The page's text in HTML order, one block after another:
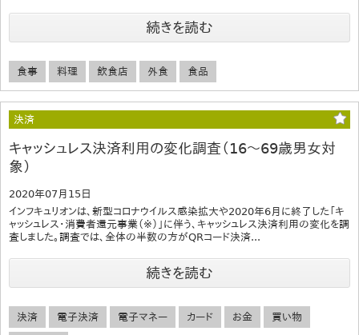
続きを読む
食事 料理 飲食店 外食 食品
決済
キャッシュレス決済利用の変化調査（16～69歳男女対
象）
2020年07月15日
インフキュリオンは、新型コロナウイルス感染拡大や2020年6月に終了した「キ
ャッシュレス・消費者還元事業（※）」に伴う、キャッシュレス決済利用の変化を調
査しました。調査では、全体の半数の方がQRコード決済...
続きを読む
決済 電子決済 電子マネー カード お金 買い物